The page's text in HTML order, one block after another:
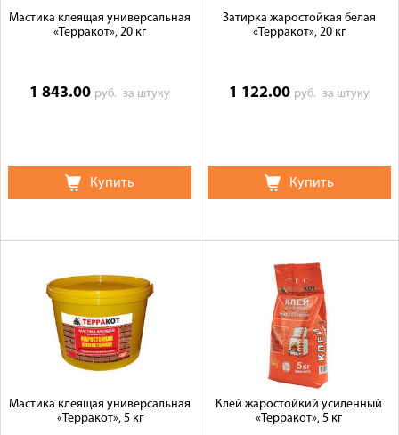
Мастика клеящая универсальная
«Терракот», 20 кг
1 843.00 руб.за штуку
Купить
Затирка жаростойкая белая
«Терракот», 20 кг
1 122.00 руб. за штуку
Купить
Мастика клеящая универсальная
«Терракот», 5 кг
Клей жаростойкий усиленный
«Терракот», 5 кг